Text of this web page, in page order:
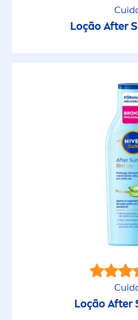
Loção After
Loção After